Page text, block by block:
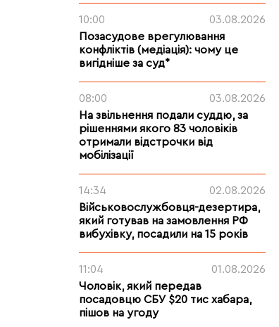
10:00
03.08.2026
Позасудове врегулювання
конфліктів (медіація): чому це
вигідніше за суд*
08:00
03.08.2026
На звільнення подали суддю, за
рішеннями якого 83 чоловіків
отримали відстрочки від
мобілізації
14:34
02.08.2026
Військовослужбовця-дезертира,
який готував на замовлення РФ
вибухівку, посадили на 15 років
11:04
01.08.2026
Чоловік, який передав
посадовцю СБУ $20 тис хабара,
пішов на угоду